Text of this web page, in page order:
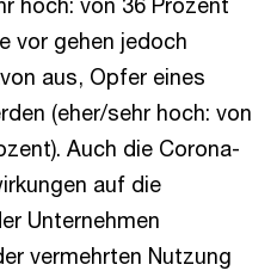
vor gehen jedoch
aus, Opfer eines
(eher/sehr hoch: von
Auch die Corona-
auf die
Unternehmen
vermehrten Nutzung